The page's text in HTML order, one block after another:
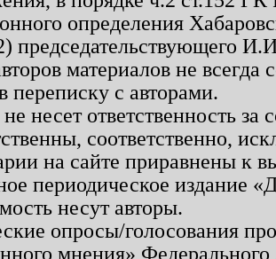
определения
председательствующего
материалов не
переписку с авторами.
несет ответственность
соответственно,
на сайте приравнены к
периодическое издание
несут авторы.
опросы/голосования
мнения»